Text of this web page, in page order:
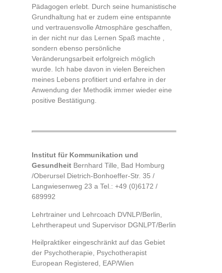
Pädagogen erlebt. Durch seine humanistische
Grundhaltung hat er zudem eine entspannte
und vertrauensvolle Atmosphäre geschaffen,
in der nicht nur das Lernen Spaß machte ,
sondern ebenso persönliche
Veränderungsarbeit erfolgreich möglich
wurde. Ich habe davon in vielen Bereichen
meines Lebens profitiert und erfahre in der
Anwendung der Methodik immer wieder eine
positive Bestätigung.
Institut für Kommunikation und
GesundheitBernhard Tille, Bad Homburg
/Oberursel Dietrich-Bonhoeffer-Str. 35 /
Langwiesenweg 23 a Tel.: +49 (0)6172 /
689992
Lehrtrainer und Lehrcoach DVNLP/Berlin,
Lehrtherapeut und Supervisor DGNLPT/Berlin
Heilpraktiker eingeschränkt auf das Gebiet
der Psychotherapie, Psychotherapist
European Registered, EAP/Wien